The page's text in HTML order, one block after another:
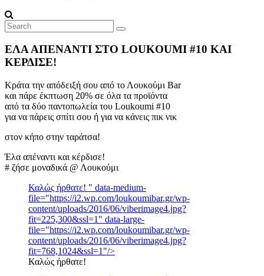
ΕΛΑ ΑΠΕΝΑΝΤΙ ΣΤΟ LOUKOUMI #10 ΚΑΙ
ΚΕΡΔΙΣΕ!
Κράτα την απόδειξή σου από το Λουκούμι Bar
και πάρε έκπτωση 20% σε όλα τα προϊόντα
από τα δύο παντοπωλεία του Loukoumi #10
για να πάρεις σπίτι σου ή για να κάνεις πικ νικ
στον κήπο στην ταράτσα!
Έλα απέναντι και κέρδισε!
# ζήσε μοναδικά @ Λουκούμι
Καλώς ήρθατε! " data-medium-
file="https://i2.wp.com/loukoumibar.gr/wp-
content/uploads/2016/06/viberimage4.jpg?
fit=225,300&ssl=1" data-large-
file="https://i2.wp.com/loukoumibar.gr/wp-
content/uploads/2016/06/viberimage4.jpg?
fit=768,1024&ssl=1"/>
Καλώς ήρθατε!